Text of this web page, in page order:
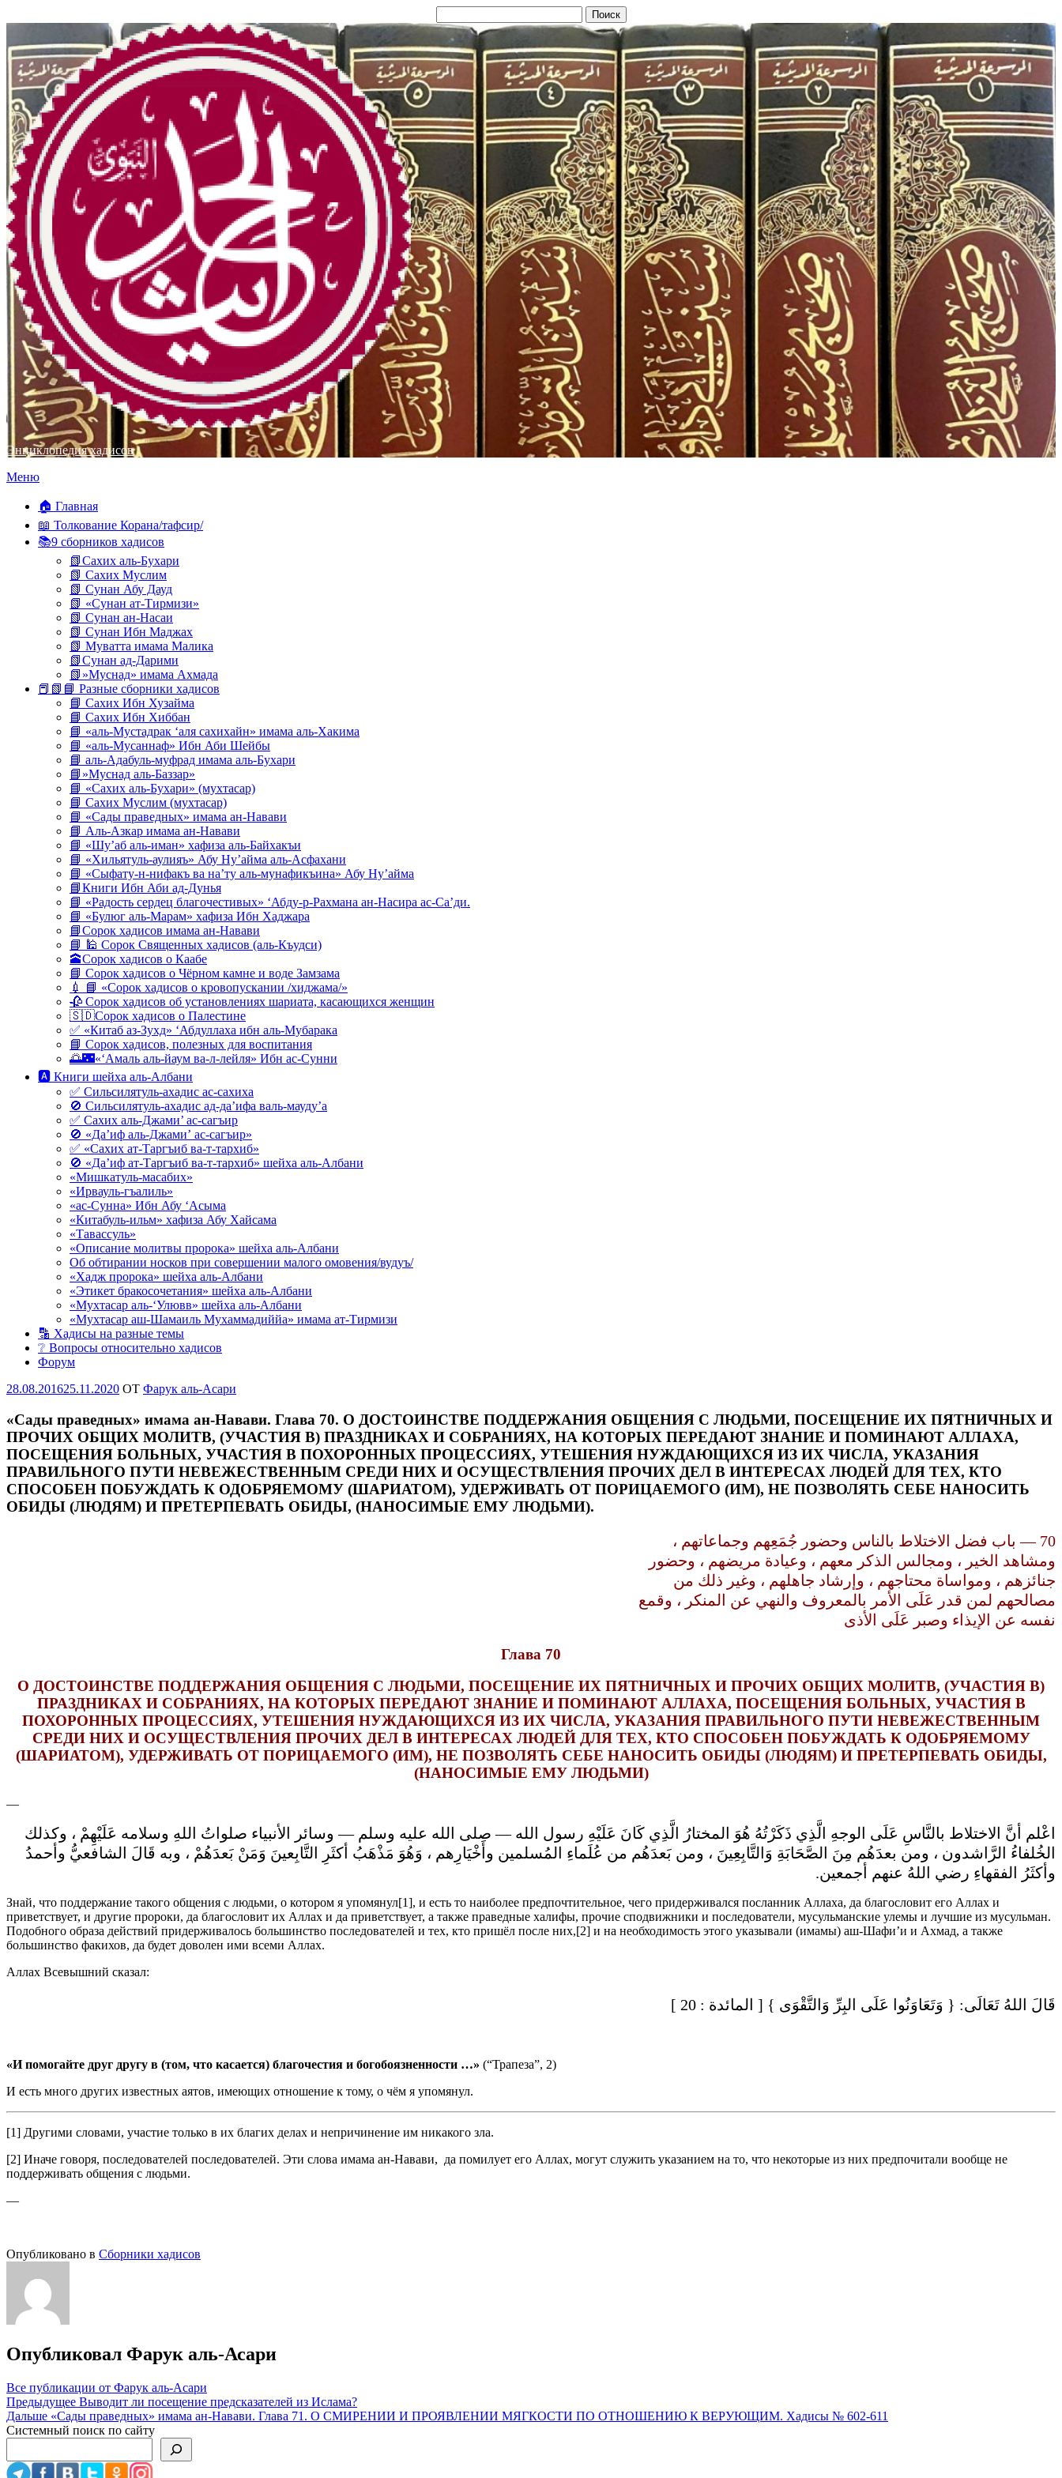
Энциклопедия хадисов
Перейти
содержимому
Меню
🏠 Главная
📖 Толкование Корана/тафсир/
📚9 сборников хадисов
📗Сахих аль-Бухари
📗 Сахих Муслим
📗 Сунан Абу Дауд
📗 «Сунан ат-Тирмизи»
📗 Сунан ан-Насаи
📗 Сунан Ибн Маджах
📗 Муватта имама Малика
📗Сунан ад-Дарими
📗»Муснад» имама Ахмада
📕📗📘 Разные сборники хадисов
📘 Сахих Ибн Хузайма
📘 Сахих Ибн Хиббан
📘 «аль-Мустадрак ‘аля сахихайн» имама аль-Хакима
📘 «аль-Мусаннаф» Ибн Аби Шейбы
📘 аль-Адабуль-муфрад имама аль-Бухари
📘»Муснад аль-Баззар»
📘 «Сахих аль-Бухари» (мухтасар)
📘 Сахих Муслим (мухтасар)
📘 «Сады праведных» имама ан-Навави
📘 Аль-Азкар имама ан-Навави
📘 «Шу’аб аль-иман» хафиза аль-Байхакъи
📘 «Хильятуль-аулияъ» Абу Ну’айма аль-Асфахани
📘 «Сыфату-н-нифакъ ва на’ту аль-мунафикъина» Абу Ну’айма
📘Книги Ибн Аби ад-Дунья
📘 «Радость сердец благочестивых» ‘Абду-р-Рахмана ан-Насира ас-Са’ди.
📘 «Булюг аль-Марам» хафиза Ибн Хаджара
📘Сорок хадисов имама ан-Навави
📘 🕌 Сорок Священных хадисов (аль-Къудси)
🕋Сорок хадисов о Каабе
📘 Сорок хадисов о Чёрном камне и воде Замзама
💉 📘 «Сорок хадисов о кровопускании /хиджама/»
🥀 Сорок хадисов об установлениях шариата, касающихся женщин
🇸🇩Сорок хадисов о Палестине
✅ «Китаб аз-Зухд» ‘Абдуллаха ибн аль-Мубарака
📘 Сорок хадисов, полезных для воспитания
🌅🌃«‘Амаль аль-йаум ва-л-лейля» Ибн ас-Сунни
🅰 Книги шейха аль-Албани
✅ Сильсилятуль-ахадис ас-сахиха
🚫 Сильсилятуль-ахадис ад-да’ифа валь-мауду’а
✅ Сахих аль-Джами’ ас-сагъир
🚫 «Да’иф аль-Джами’ ас-сагъир»
✅ «Сахих ат-Таргъиб ва-т-тархиб»
🚫 «Да’иф ат-Таргъиб ва-т-тархиб» шейха аль-Албани
«Мишкатуль-масабих»
«Ирвауль-гъалиль»
«ас-Сунна» Ибн Абу ‘Асыма
«Китабуль-ильм» хафиза Абу Хайсама
«Тавассуль»
«Описание молитвы пророка» шейха аль-Албани
Об обтирании носков при совершении малого омовения/вудуъ/
«Хадж пророка» шейха аль-Албани
«Этикет бракосочетания» шейха аль-Албани
«Мухтасар аль-‘Улювв» шейха аль-Албани
«Мухтасар аш-Шамаиль Мухаммадиййа» имама ат-Тирмизи
🔡 Хадисы на разные темы
❔ Вопросы относительно хадисов
Форум
Опубликовано
28.08.201625.11.2020 OT Фарук аль-Асари
«Сады праведных» имама ан-Навави. Глава 70. О ДОСТОИНСТВЕ ПОДДЕРЖАНИЯ ОБЩЕНИЯ С ЛЮДЬМИ, ПОСЕЩЕНИЕ ИХ ПЯТНИЧНЫХ И
ПРОЧИХ ОБЩИХ МОЛИТВ, (УЧАСТИЯ В) ПРАЗДНИКАХ И СОБРАНИЯХ, НА КОТОРЫХ ПЕРЕДАЮТ ЗНАНИЕ И ПОМИНАЮТ АЛЛАХА,
ПОСЕЩЕНИЯ БОЛЬНЫХ, УЧАСТИЯ В ПОХОРОННЫХ ПРОЦЕССИЯХ, УТЕШЕНИЯ НУЖДАЮЩИХСЯ ИЗ ИХ ЧИСЛА, УКАЗАНИЯ
ПРАВИЛЬНОГО ПУТИ НЕВЕЖЕСТВЕННЫМ СРЕДИ НИХ И ОСУЩЕСТВЛЕНИЯ ПРОЧИХ ДЕЛ В ИНТЕРЕСАХ ЛЮДЕЙ ДЛЯ ТЕХ, КТО
СПОСОБЕН ПОБУЖДАТЬ К ОДОБРЯЕМОМУ (ШАРИАТОМ), УДЕРЖИВАТЬ ОТ ПОРИЦАЕМОГО (ИМ), НЕ ПОЗВОЛЯТЬ СЕБЕ НАНОСИТЬ
ОБИДЫ (ЛЮДЯМ) И ПРЕТЕРПЕВАТЬ ОБИДЫ, (НАНОСИМЫЕ ЕМУ ЛЮДЬМИ).
70 — باب فضل الاختلاط بالناس وحضور جُمَعِهم وجماعاتهم ،
ومشاهد الخير ، ومجالس الذكر معهم ، وعيادة مريضهم ، وحضور
جنائزهم ، ومواساة محتاجهم ، وإرشاد جاهلهم ، وغير ذلك من
مصالحهم لمن قدر عَلَى الأمر بالمعروف والنهي عن المنكر ، وقمع
نفسه عن الإيذاء وصبر عَلَى الأذى
Глава 70
О ДОСТОИНСТВЕ ПОДДЕРЖАНИЯ ОБЩЕНИЯ С ЛЮДЬМИ, ПОСЕЩЕНИЕ ИХ ПЯТНИЧНЫХ И ПРОЧИХ ОБЩИХ МОЛИТВ, (УЧАСТИЯ В)
ПРАЗДНИКАХ И СОБРАНИЯХ, НА КОТОРЫХ ПЕРЕДАЮТ ЗНАНИЕ И ПОМИНАЮТ АЛЛАХА, ПОСЕЩЕНИЯ БОЛЬНЫХ, УЧАСТИЯ В
ПОХОРОННЫХ ПРОЦЕССИЯХ, УТЕШЕНИЯ НУЖДАЮЩИХСЯ ИЗ ИХ ЧИСЛА, УКАЗАНИЯ ПРАВИЛЬНОГО ПУТИ НЕВЕЖЕСТВЕННЫМ
СРЕДИ НИХ И ОСУЩЕСТВЛЕНИЯ ПРОЧИХ ДЕЛ В ИНТЕРЕСАХ ЛЮДЕЙ ДЛЯ ТЕХ, КТО СПОСОБЕН ПОБУЖДАТЬ К ОДОБРЯЕМОМУ
(ШАРИАТОМ), УДЕРЖИВАТЬ ОТ ПОРИЦАЕМОГО (ИМ), НЕ ПОЗВОЛЯТЬ СЕБЕ НАНОСИТЬ ОБИДЫ (ЛЮДЯМ) И ПРЕТЕРПЕВАТЬ ОБИДЫ,
(НАНОСИМЫЕ ЕМУ ЛЮДЬМИ)
—
اعْلم أنَّ الاختلاط بالنَّاسِ عَلَى الوجهِ الَّذِي ذَكَرْتُهُ هُوَ المختارُ الَّذِي كَانَ عَلَيْهِ رسول الله — صلى الله عليه وسلم — وسائر الأنبياء صلواتُ اللهِ وسلامه عَلَيْهِمْ ، وكذلك
الخُلفاءُ الرَّاشدون ، ومن بعدَهُم مِنَ الصَّحَابَةِ وَالتَّابِعِينَ ، ومن بَعدَهُم من عُلَماءِ المُسلمين وأَخْيَارِهم ، وَهُوَ مَذْهَبُ أكثَرِ التَّابِعينَ وَمَنْ بَعدَهُمْ ، وبه قَالَ الشافعيُّ وأحمدُ
وأكثَرُ الفقهاءِ رضي اللهُ عنهم أجمعين.
Знай, что поддержание такого общения с людьми, о котором я упомянул[1], и есть то наиболее предпочтительное, чего придерживался посланник Аллаха, да благословит его Аллах и
приветствует, и другие пророки, да благословит их Аллах и да приветствует, а также праведные халифы, прочие сподвижники и последователи, мусульманские улемы и лучшие из мусульман.
Подобного образа действий придерживалось большинство последователей и тех, кто пришёл после них,[2] и на необходимость этого указывали (имамы) аш-Шафи’и и Ахмад, а также
большинство факихов, да будет доволен ими всеми Аллах.
Аллах Всевышний сказал:
قَالَ اللهُ تَعَالَى: { وَتَعَاوَنُوا عَلَى البِرِّ وَالتَّقْوَى } [ المائدة : 20 ]
«И помогайте друг другу в (том, что касается) благочестия и богобоязненности …» (“Трапеза”, 2)
И есть много других известных аятов, имеющих отношение к тому, о чём я упомянул.
[1] Другими словами, участие только в их благих делах и непричинение им никакого зла.
[2] Иначе говоря, последователей последователей. Эти слова имама ан-Навави, да помилует его Аллах, могут служить указанием на то, что некоторые из них предпочитали вообще не
поддерживать общения с людьми.
—
Опубликовано в Сборники хадисов
Опубликовал Фарук аль-Асари
Все публикации от Фарук аль-Асари
Навигация
по
Предыдущее Выводит ли посещение предсказателей из Ислама?
Дальше «Сады праведных» имама ан-Навави. Глава 71. О СМИРЕНИИ И ПРОЯВЛЕНИИ МЯГКОСТИ ПО ОТНОШЕНИЮ К ВЕРУЮЩИМ. Хадисы № 602-611
Системный поиск по сайту